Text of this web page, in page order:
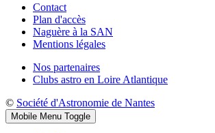
Contact
Plan d'accès
Naguère à la SAN
Mentions légales
Nos partenaires
Clubs astro en Loire Atlantique
© Société d'Astronomie de Nantes
Mobile Menu Toggle